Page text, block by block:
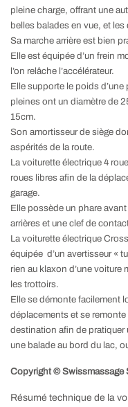
pleine charge, offrant une
belles balades en vue, et
Sa marche arrière est bien
Elle est équipée d’un frein
l’on relâche l’accélérateur.
Elle supporte le poids
pleines ont un diamètre de
15cm.
Son amortisseur de siège
aspérités de la route.
La voiturette électrique 4
roues libres afin de la
garage.
Elle possède un phare
arrières et une clef de
La voiturette électrique
équipée d’un avertisseur «
rien au klaxon d’une voiture
les trottoirs.
Elle se démonte facilement
déplacements et se
destination afin de pratiquer
une balade au bord du lac,
Copyright © Swissmassage
Résumé technique de la